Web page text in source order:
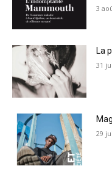
3
La
31
29